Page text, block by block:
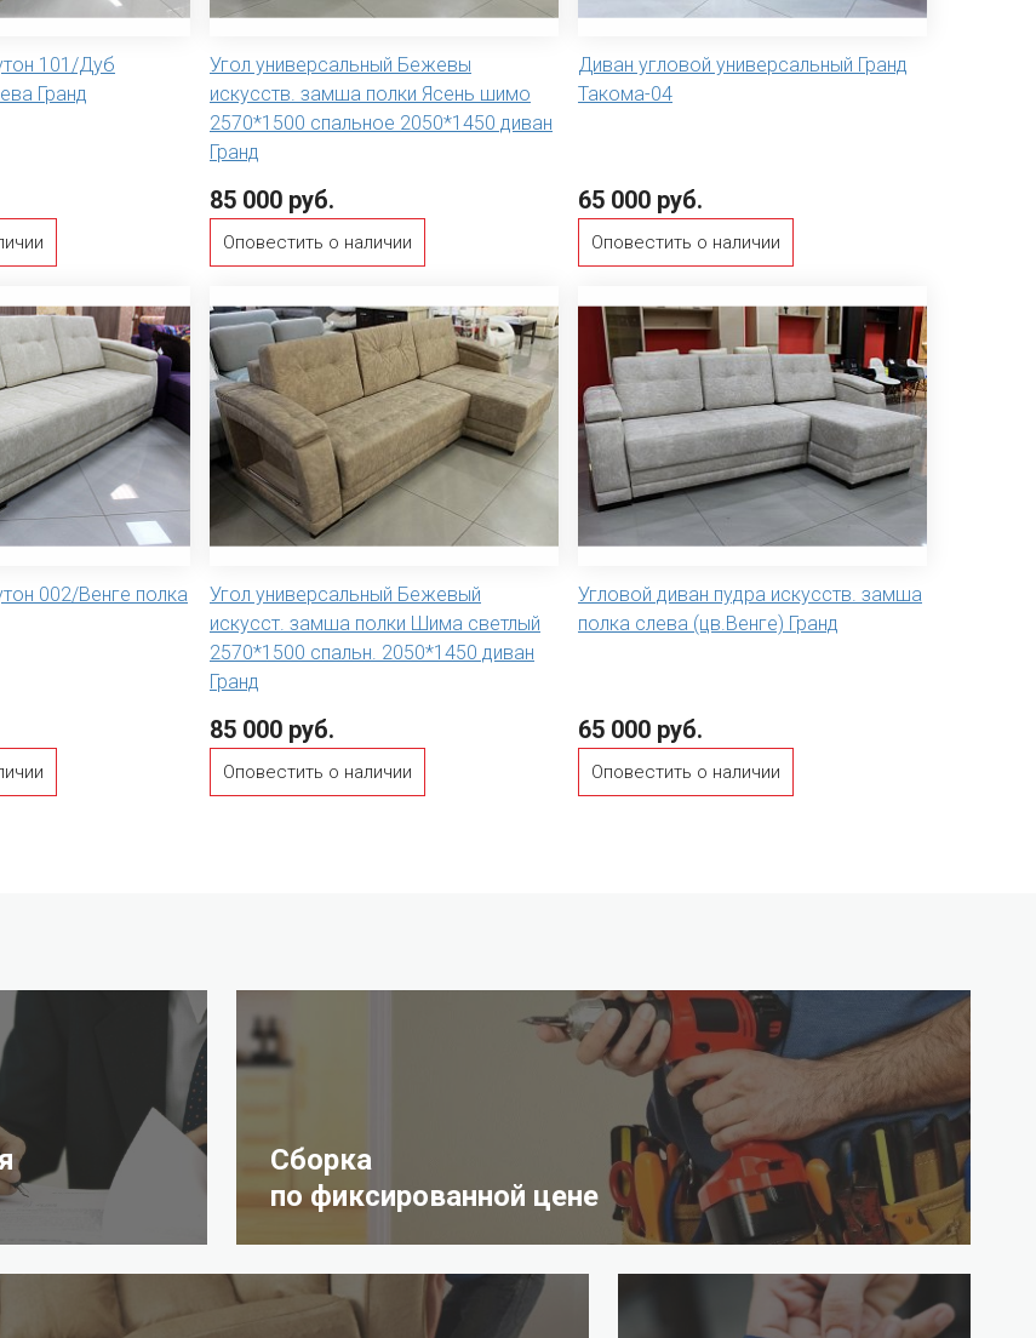
101/Дуб
Гранд
Угол универсальный Бежевы
искусств. замша полки Ясень шимо
2570*1500 спальное 2050*1450 диван
Гранд
85 000 руб.
Оповестить о наличии
Диван угловой универсальный Гранд
Такома-04
65 000 руб.
Оповестить о наличии
002/Венге полка
Угол универсальный Бежевый
искусст. замша полки Шима светлый
2570*1500 спальн. 2050*1450 диван
Гранд
85 000 руб.
Оповестить о наличии
Угловой диван пудра искусств. замша
полка слева (цв.Венге) Гранд
65 000 руб.
Оповестить о наличии
Сборка
по фиксированной цене